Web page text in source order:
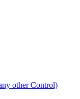
other Control)